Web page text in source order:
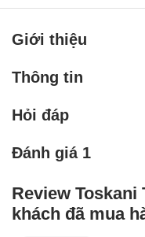
Giới thiệu
Thông tin
Hỏi đáp
Đánh giá 1
Review
khách đã mua